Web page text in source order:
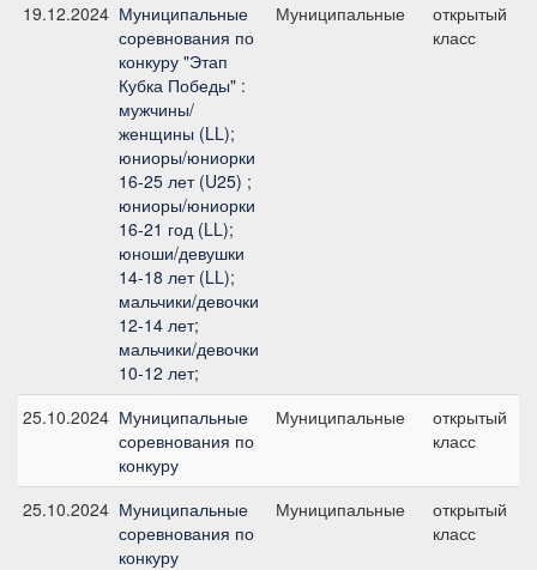
19.12.2024 Муниципальные
соревнования по
конкуру "Этап
Кубка Победы" :
мужчины/
женщины (LL);
юниоры/юниорки
16-25 лет (U25) ;
юниоры/юниорки
16-21 год (LL);
юноши/девушки
14-18 лет (LL);
мальчики/девочки
12-14 лет;
мальчики/девочки
10-12 лет;
Муниципальные
открытый
класс
25.10.2024 Муниципальные
соревнования по
конкуру
Муниципальные
открытый
класс
25.10.2024 Муниципальные
соревнования по
конкуру
Муниципальные
открытый
класс